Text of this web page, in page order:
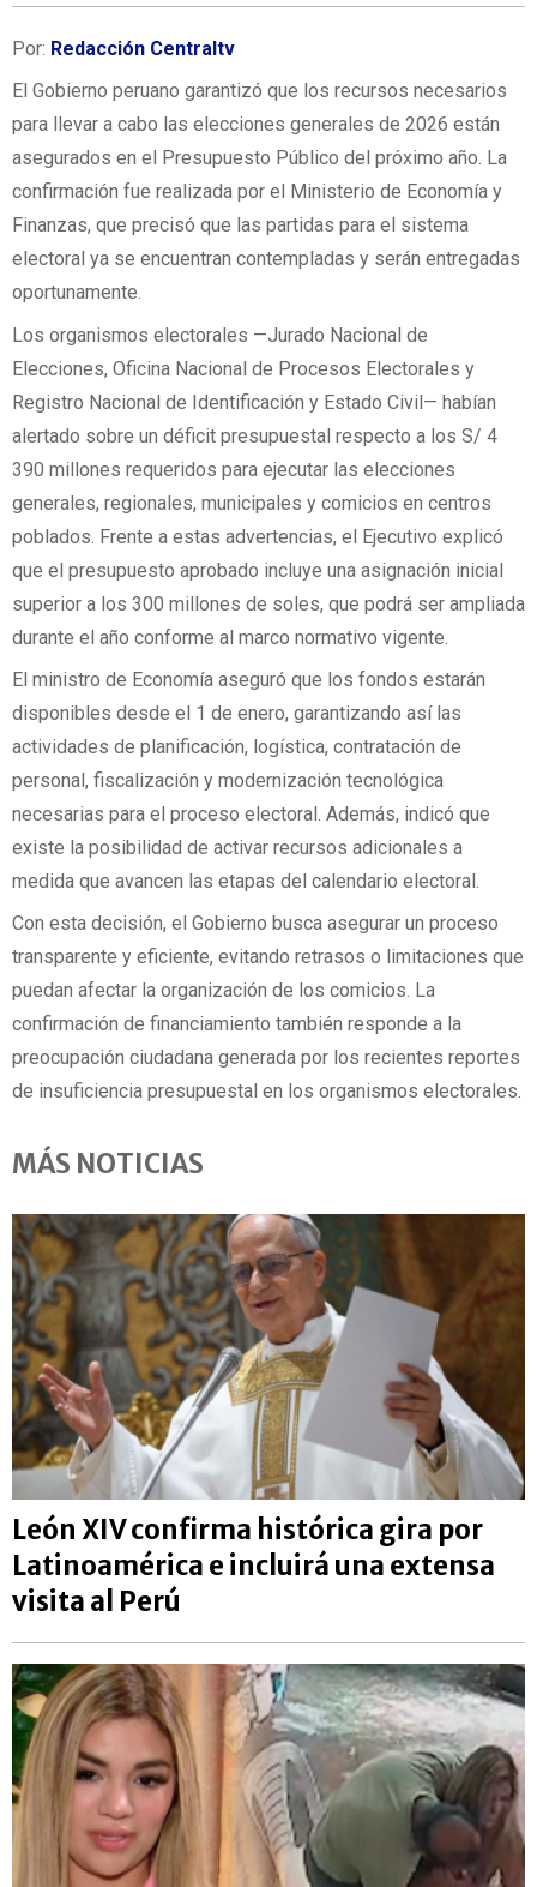
Por: Redacción Centraltv
El Gobierno peruano garantizó que los recursos necesarios
para llevar a cabo las elecciones generales de 2026 están
asegurados en el Presupuesto Público del próximo año. La
confirmación fue realizada por el Ministerio de Economía y
Finanzas, que precisó que las partidas para el sistema
electoral ya se encuentran contempladas y serán entregadas
oportunamente.
Los organismos electorales —Jurado Nacional de
Elecciones, Oficina Nacional de Procesos Electorales y
Registro Nacional de Identificación y Estado Civil— habían
alertado sobre un déficit presupuestal respecto a los S/ 4
390 millones requeridos para ejecutar las elecciones
generales, regionales, municipales y comicios en centros
poblados. Frente a estas advertencias, el Ejecutivo explicó
que el presupuesto aprobado incluye una asignación inicial
superior a los 300 millones de soles, que podrá ser ampliada
durante el año conforme al marco normativo vigente.
El ministro de Economía aseguró que los fondos estarán
disponibles desde el 1 de enero, garantizando así las
actividades de planificación, logística, contratación de
personal, fiscalización y modernización tecnológica
necesarias para el proceso electoral. Además, indicó que
existe la posibilidad de activar recursos adicionales a
medida que avancen las etapas del calendario electoral.
Con esta decisión, el Gobierno busca asegurar un proceso
transparente y eficiente, evitando retrasos o limitaciones que
puedan afectar la organización de los comicios. La
confirmación de financiamiento también responde a la
preocupación ciudadana generada por los recientes reportes
de insuficiencia presupuestal en los organismos electorales.
MÁS NOTICIAS
León XIV confirma histórica gira por
Latinoamérica e incluirá una extensa
visita al Perú